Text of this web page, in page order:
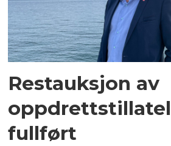
Restauksjon av
fullført